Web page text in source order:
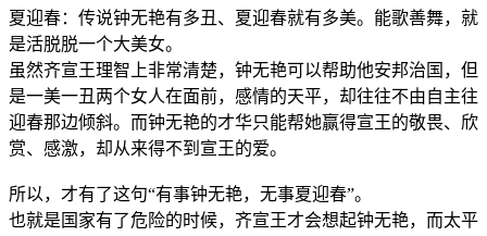
夏迎春：传说钟无艳有多丑、夏迎春就有多美。能歌善舞，就
是活脱脱一个大美女。
虽然齐宣王理智上非常清楚，钟无艳可以帮助他安邦治国，但
是一美一丑两个女人在面前，感情的天平，却往往不由自主往
迎春那边倾斜。而钟无艳的才华只能帮她赢得宣王的敬畏、欣
赏、感激，却从来得不到宣王的爱。
所以，才有了这句“有事钟无艳，无事夏迎春”。
也就是国家有了危险的时候，齐宣王才会想起钟无艳，而太平